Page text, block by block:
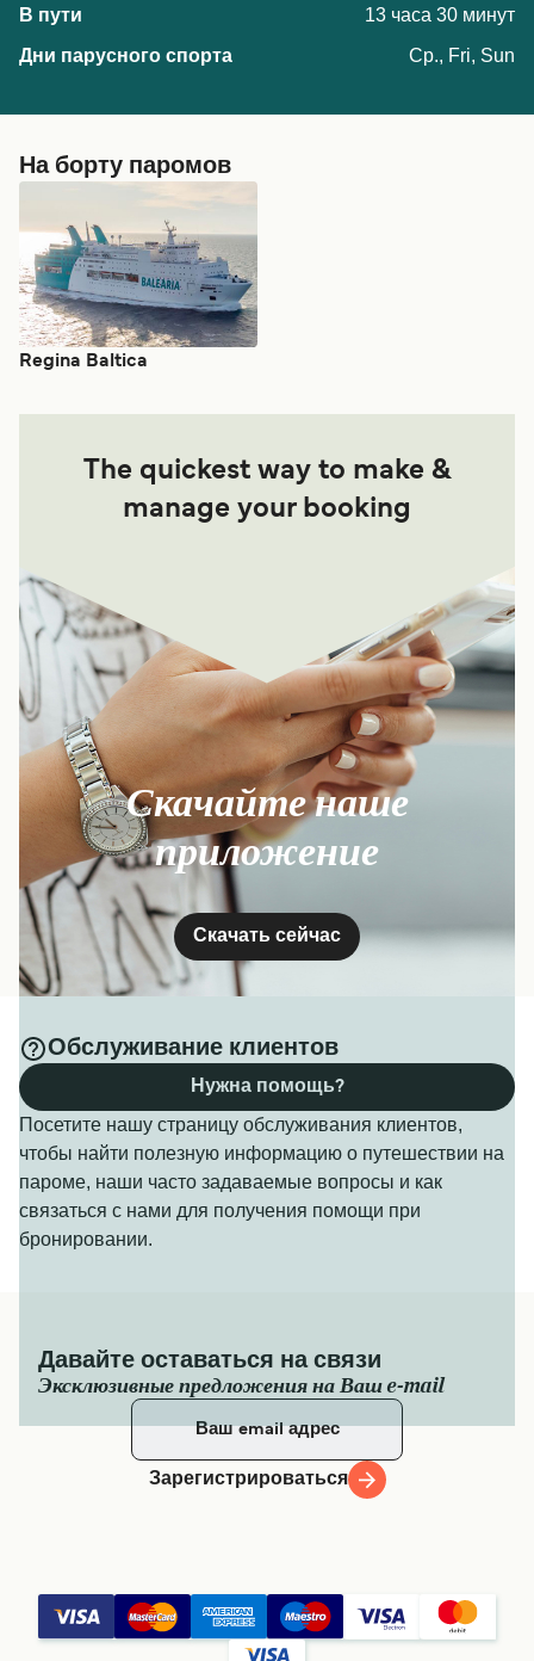
13 часа 30 минут
Ср., Fri, Sun
На борту паромов
Regina Baltica
The quickest way to make &
manage your booking
Скачайте наше
приложение
Скачать сейчас
Обслуживание клиентов
Посетите нашу страницу обслуживания клиентов,
чтобы найти полезную информацию о путешествии на
пароме, наши часто задаваемые вопросы и как
связаться с нами для получения помощи при
бронировании.
Нужна помощь?
Давайте оставаться на связи
Эксклюзивные предложения на Ваш e-mail
Зарегистрироваться